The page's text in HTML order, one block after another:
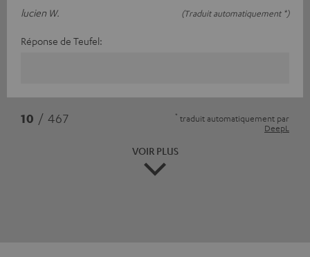
lucien W.
(Traduit automatiquement *)
Réponse de Teufel:
10 / 467 * traduit automatiquement par
DeepL
VOIR PLUS